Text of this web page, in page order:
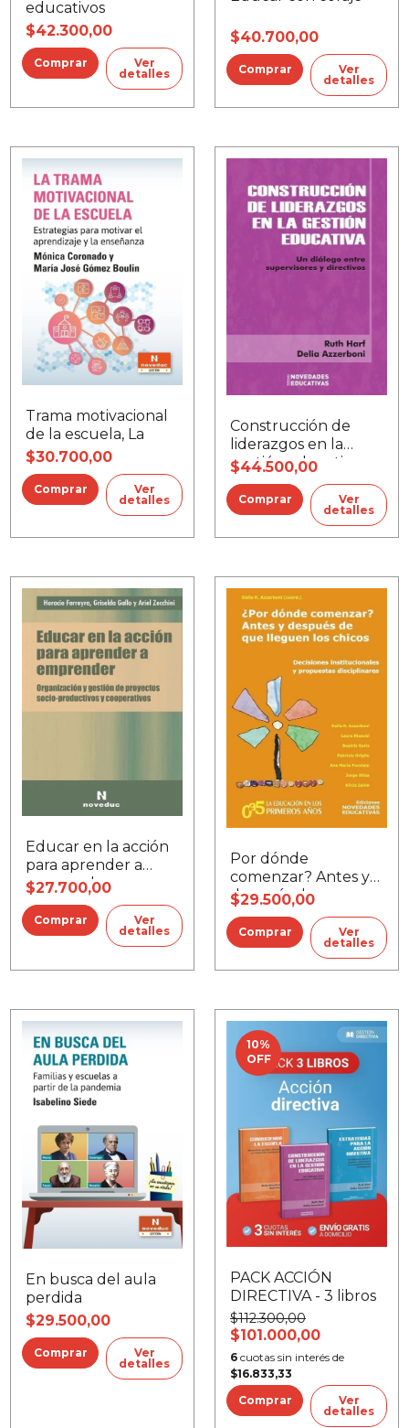
educativos
$42.300,00
Ver
detalles
$40.700,00
Ver
detalles
Trama motivacional
de la escuela, La
$30.700,00
Ver
detalles
Construcción de
liderazgos en la
gestión educativa
$44.500,00
Ver
detalles
Educar en la acción
para aprender a
emprender
$27.700,00
Ver
detalles
Por dónde
comenzar? Antes y
después de que
lleguen los chicos
$29.500,00
Ver
detalles
En busca del aula
perdida
$29.500,00
Ver
detalles
10%
OFF
PACK ACCIÓN
DIRECTIVA - 3 libros
$112.300,00
$101.000,00
6 cuotas sin interés de
$16.833,33
Ver
detalles